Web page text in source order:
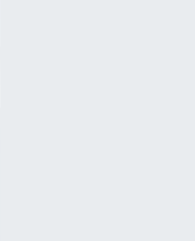
ve Fikstür